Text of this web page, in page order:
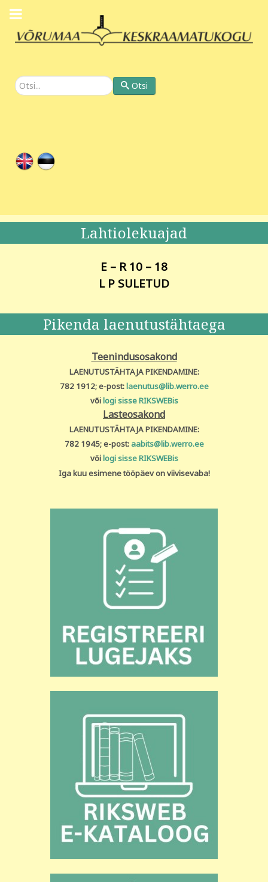
Otsi Otsi
Lahtiolekuajad
E – R 10 – 18
L P SULETUD
Pikenda laenutustähtaega
Teenindusosakond
LAENUTUSTÄHTAJA PIKENDAMINE:
782 1912; e-post:laenutus@lib.werro.ee
võilogi sisse RIKSWEBis
Lasteosakond
LAENUTUSTÄHTAJA PIKENDAMINE:
782 1945; e-post: aabits@lib.werro.ee
võilogi sisse RIKSWEBis
Iga kuu esimene tööpäev on viivisevaba!